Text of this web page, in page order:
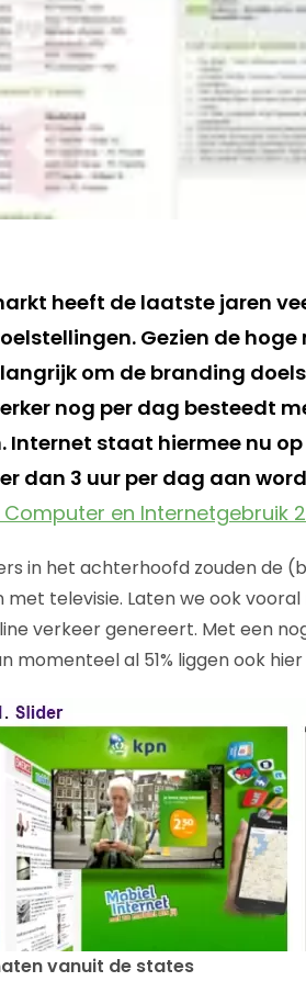
heeft de laatste jaren
Gezien de
om de branding
nog per dag besteedt
Internet staat hiermee nu
dan 3 uur per dag aan
en Internetgebruik
in het achterhoofd zouden de
met televisie. Laten we ook
verkeer genereert. Met een
momenteel al 51% liggen ook
vanuit de states